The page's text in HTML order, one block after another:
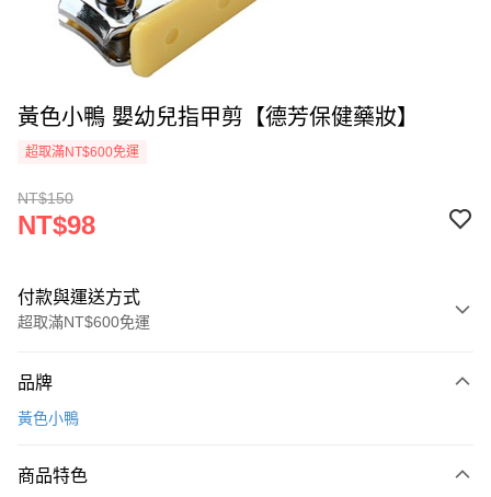
黃色小鴨 嬰幼兒指甲剪【德芳保健藥妝】
超取滿NT$600免運
NT$150
NT$98
付款與運送方式
超取滿NT$600免運
信用卡一次付款
LINE Pay
品牌
黃色小鴨
商品特色